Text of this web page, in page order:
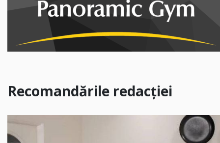
Recomandările redacției